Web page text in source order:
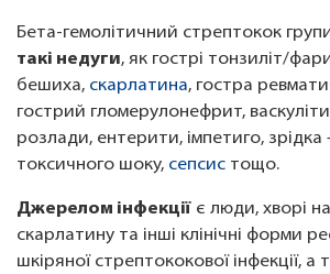
Бета-гемолітичний стрептокок
такі недуги, як гострі тонзиліт/
бешиха, скарлатина, гостра
гострий гломерулонефрит,
розлади, ентерити, імпетиго,
токсичного шоку, сепсис тощо.
Джерелом інфекції є люди, хворі
скарлатину та інші клінічні форми
шкіряної стрептококової інфекції, а